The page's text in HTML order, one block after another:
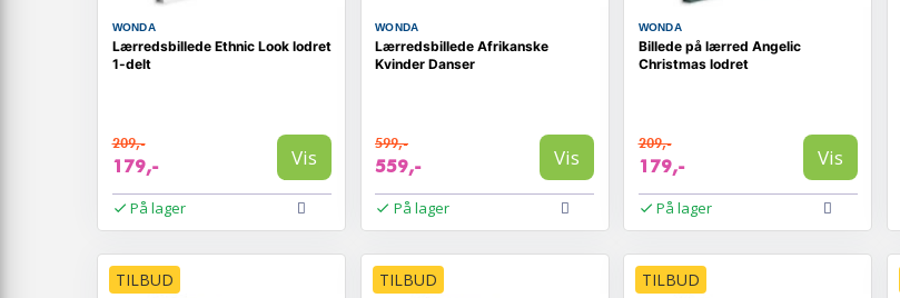
WONDA
Lærredsbillede Ethnic Look lodret
1-delt
209,-
179,- Vis
På lager
WONDA
Lærredsbillede Afrikanske
Kvinder Danser
599,-
559,- Vis
På lager
WONDA
Billede på lærred Angelic
Christmas lodret
209,-
179,- Vis
På lager
TILBUD TILBUD TILBUD